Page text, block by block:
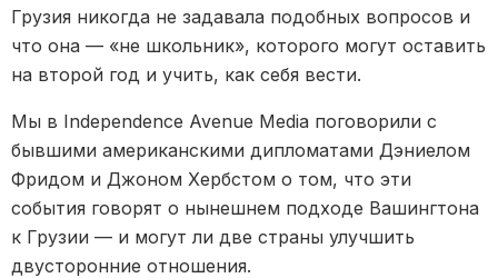
Грузия никогда не задавала подобных вопросов и
что она — «не школьник», которого могут оставить
на второй год и учить, как себя вести.
Мы в Independence Avenue Media поговорили с
бывшими американскими дипломатами Дэниелом
Фридом и Джоном Хербстом о том, что эти
события говорят о нынешнем подходе Вашингтона
к Грузии — и могут ли две страны улучшить
двусторонние отношения.